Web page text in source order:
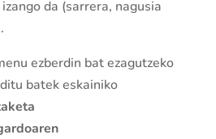
da (sarrera, nagusia
ezberdin bat ezagutzeko
batek eskainiko